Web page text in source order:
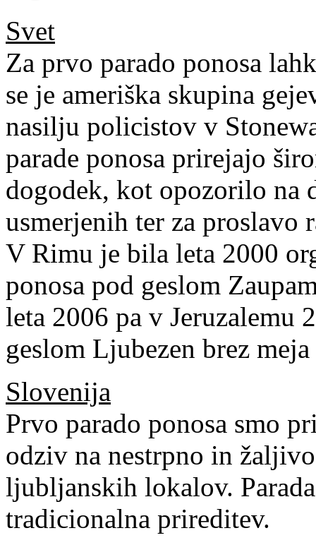
Svet
Za prvo parado ponosa
se je ameriška skupina
nasilju policistov v
parade ponosa prirejajo
dogodek, kot opozorilo na
usmerjenih ter za
V Rimu je bila leta 2000
ponosa pod geslom
leta 2006 pa v Jeruzalemu
geslom Ljubezen brez
Slovenija
Prvo parado ponosa smo
odziv na nestrpno in
ljubljanskih lokalov.
tradicionalna prireditev.